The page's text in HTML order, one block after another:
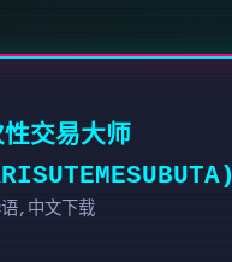
交易大师
,中文下载